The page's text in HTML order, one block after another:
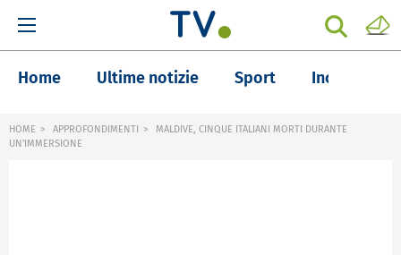
Home Ultime notizie Sport Inchieste
HOME APPROFONDIMENTI
MALDIVE, CINQUE ITALIANI MORTI DURANTE
UN'IMMERSIONE